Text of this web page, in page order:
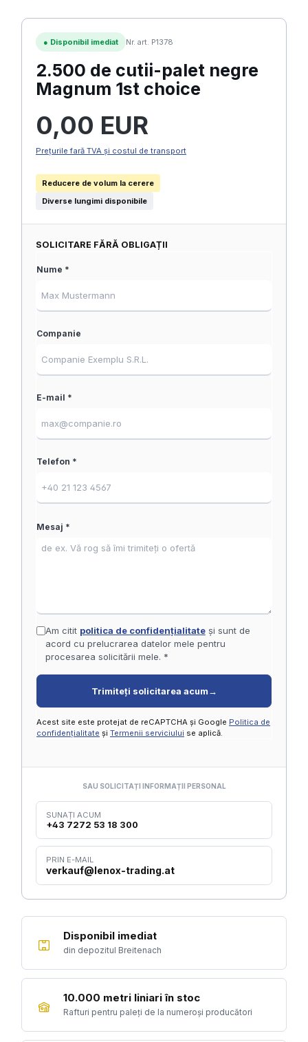
● Disponibil imediat Nr. art. P1378
2.500 de cutii-palet negre
Magnum 1st choice
0,00 EUR
Prețurile fară TVA și costul de transport
Reducere de volum la cerere
Diverse lungimi disponibile
SOLICITARE FĂRĂ OBLIGAȚII
Nume *
Companie
E-mail *
Telefon *
Mesaj *
Am citit politica de confidențialitateși sunt de
acord cu prelucrarea datelor mele pentru
procesarea solicitării mele. *
Trimiteți solicitarea acum →
Acest site este protejat de reCAPTCHA și Google Politica de
confidențialitate și Termenii serviciului se aplică.
SAU SOLICITAȚI INFORMAȚII PERSONAL
SUNAȚI ACUM
+43 7272 53 18 300
PRIN E-MAIL
verkauf@lenox-trading.at
Disponibil imediat
din depozitul Breitenach
10.000 metri liniari în stoc
Rafturi pentru paleți de la numeroși producători